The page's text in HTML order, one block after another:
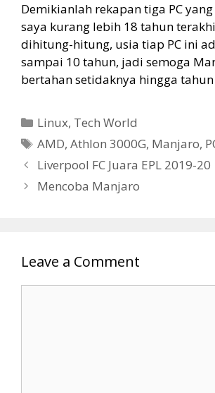
Demikianlah rekapan tiga PC
saya kurang lebih 18 tahun
dihitung-hitung, usia tiap PC ini
sampai 10 tahun, jadi semoga
bertahan setidaknya hingga
Categories
Linux, Tech World
Tags
AMD,Athlon 3000G, Manjaro,
Liverpool FC Juara EPL 2019-20
Mencoba Manjaro
Leave a Comment